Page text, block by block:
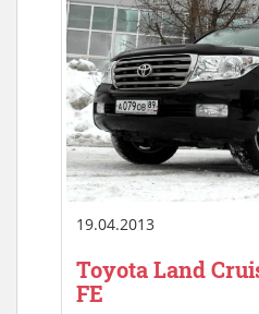
19.04.2013
Toyota Land
FE